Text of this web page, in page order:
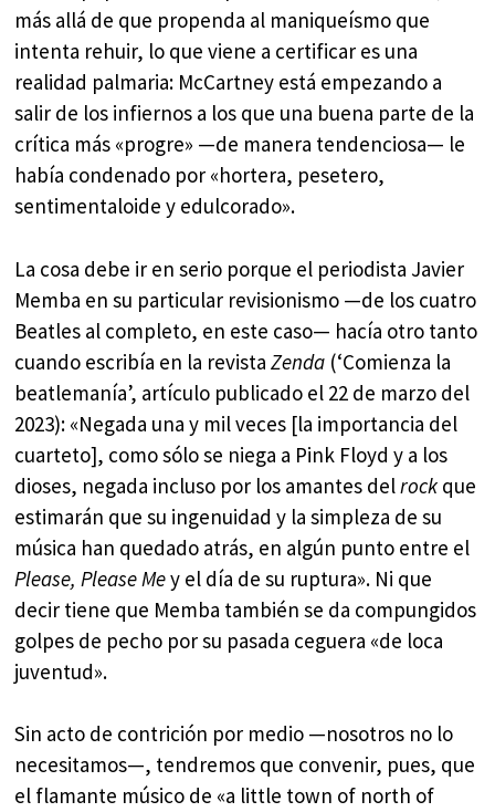
más allá de que propenda al maniqueísmo que
intenta rehuir, lo que viene a certificar es una
realidad palmaria: McCartney está empezando a
salir de los infiernos a los que una buena parte de la
crítica más «progre» —de manera tendenciosa— le
había condenado por «hortera, pesetero,
sentimentaloide y edulcorado».
La cosa debe ir en serio porque el periodista Javier
Memba en su particular revisionismo —de los cuatro
Beatles al completo, en este caso— hacía otro tanto
cuando escribía en la revistaZenda (‘Comienza la
beatlemanía’, artículo publicado el 22 de marzo del
2023): «Negada una y mil veces [la importancia del
cuarteto], como sólo se niega a Pink Floyd y a los
dioses, negada incluso por los amantes delrock que
estimarán que su ingenuidad y la simpleza de su
música han quedado atrás, en algún punto entre el
Please, Please Mey el día de su ruptura». Ni que
decir tiene que Memba también se da compungidos
golpes de pecho por su pasada ceguera «de loca
juventud».
Sin acto de contrición por medio —nosotros no lo
necesitamos—, tendremos que convenir, pues, que
el flamante músico de «a little town of north of